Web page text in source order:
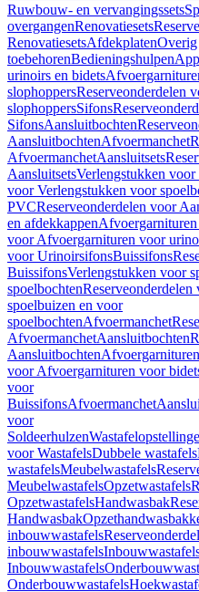
Ruwbouw- en vervangingssets
overgangenRenovatiesets
RenovatiesetsAfdekplatenOverig
toebehorenBedieningshulpen
urinoirs en bidets
slophoppersReserveonderdelen
slophoppersSifons
SifonsAansluitbochten
AansluitbochtenAfvoermanchet
AfvoermanchetAansluitsets
AansluitsetsVerlengstukken voor
voor Verlengstukken voor
PVCReserveonderdelen voor
en afdekkappen
voor Afvoergarnituren voor
voor UrinoirsifonsBuissifons
BuissifonsVerlengstukken voor
spoelbochten
spoelbuizen en voor
spoelbochtenAfvoermanchet
AfvoermanchetAansluitbochten
Aansluitbochten
voor Afvoergarnituren voor
voor
BuissifonsAfvoermanchet
voor
Soldeerhulzen
voor WastafelsDubbele wastafels
wastafelsMeubelwastafels
MeubelwastafelsOpzetwastafels
OpzetwastafelsHandwasbak
Handwasbak
inbouwwastafels
inbouwwastafels
Inbouwwastafels
Onderbouwwastafels